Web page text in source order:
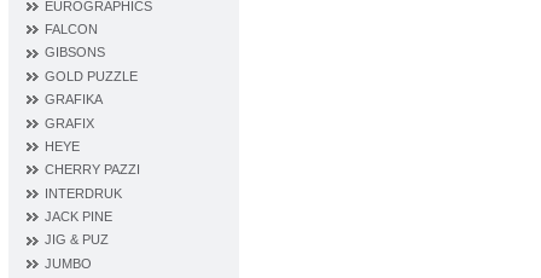
EUROGRAPHICS
FALCON
GIBSONS
GOLD PUZZLE
GRAFIKA
GRAFIX
HEYE
CHERRY PAZZI
INTERDRUK
JACK PINE
JIG & PUZ
JUMBO